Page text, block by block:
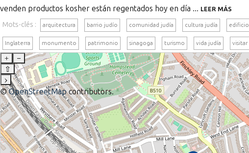
venden productos kosher están regentados hoy en día ... LEER MÁS
Mots-clés : arquitectura barrio judío comunidad judía cultura judía edificio
Inglaterra monumento patrimonio sinagoga turismo vida judía visitar
+
–
⇧
›
©OpenStreetMapcontributors.